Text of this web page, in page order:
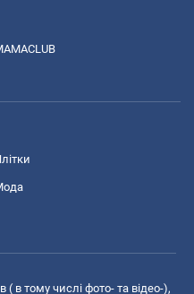
( в тому числі фото- та відео-),